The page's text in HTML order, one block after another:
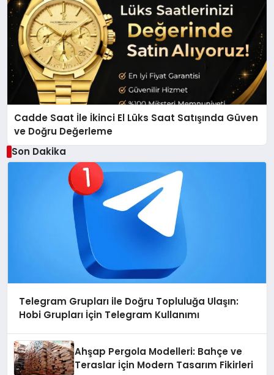
Cadde Saat İle İkinci El Lüks Saat Satışında Güven
ve Doğru Değerleme
Son Dakika
Telegram Grupları ile Doğru Topluluğa Ulaşın:
Hobi Grupları İçin Telegram Kullanımı
Ahşap Pergola Modelleri: Bahçe ve
Teraslar İçin Modern Tasarım Fikirleri